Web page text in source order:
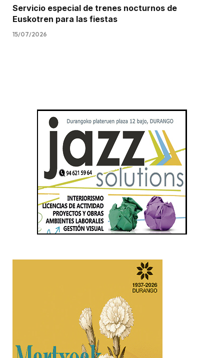
Servicio especial de trenes nocturnos de
Euskotren para las fiestas
15/07/2026